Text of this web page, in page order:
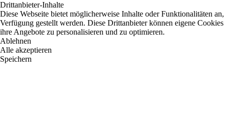
Drittanbieter-Inhalte
Diese Webseite bietet möglicherweise Inhalte oder Funktionalitäten
Verfügung gestellt werden. Diese Drittanbieter können eigene
ihre Angebote zu personalisieren und zu optimieren.
Ablehnen
Alle akzeptieren
Speichern